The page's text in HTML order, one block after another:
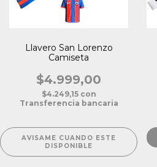
Llavero San Lorenzo
Camiseta
$4.999,00
$4.249,15 con
Transferencia bancaria
AVISAME CUANDO ESTE
DISPONIBLE